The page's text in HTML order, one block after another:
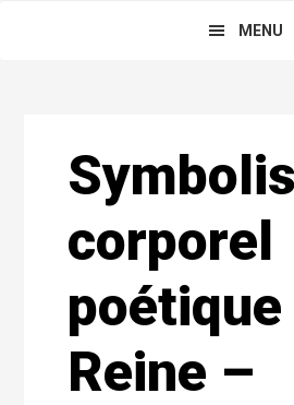
MENU
corporel
poétique
Reine –
Reader
Interactions